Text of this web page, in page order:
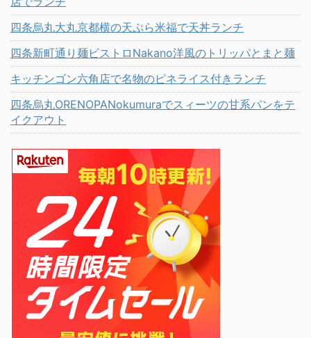
四条烏丸大丸京都横の天ぷら米福で天丼ランチ
四条新町通り麺ビストロNakano洋風のトリッパとまと麺
キッチンゴン六角店で名物のピネライス付きランチ
四条烏丸ORENOPANokumuraでスィーツの甘系パンをテ
イクアウト